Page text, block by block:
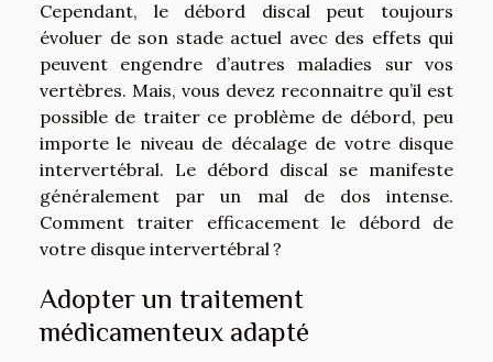
Cependant, le débord discal peut toujours
évoluer de son stade actuel avec des effets qui
peuvent engendre d’autres maladies sur vos
vertèbres. Mais, vous devez reconnaitre qu’il est
possible de traiter ce problème de débord, peu
importe le niveau de décalage de votre disque
intervertébral. Le débord discal se manifeste
généralement par un mal de dos intense.
Comment traiter efficacement le débord de
votre disque intervertébral ?
Adopter un traitement
médicamenteux adapté